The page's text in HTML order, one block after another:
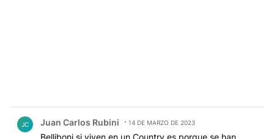
JC Juan Carlos Rubini 14 DE MARZO DE 2023